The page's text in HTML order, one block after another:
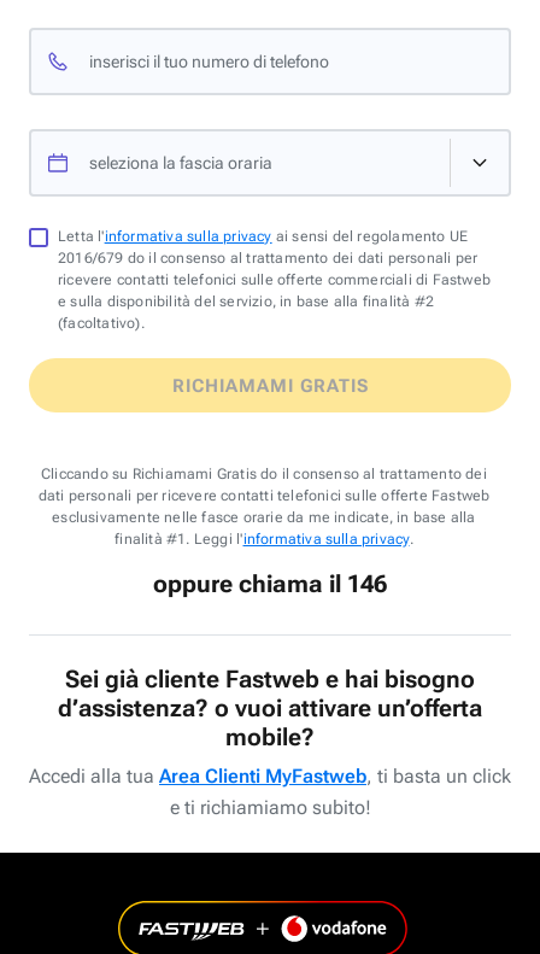
inserisci il tuo numero di telefono
seleziona la fascia oraria
Letta l'informativa sulla privacy ai sensi del regolamento UE
2016/679 do il consenso al trattamento dei dati personali per
ricevere contatti telefonici sulle offerte commerciali di Fastweb
e sulla disponibilità del servizio, in base alla finalità #2
(facoltativo).
RICHIAMAMI GRATIS
Cliccando su Richiamami Gratis do il consenso al trattamento dei
dati personali per ricevere contatti telefonici sulle offerte Fastweb
esclusivamente nelle fasce orarie da me indicate, in base alla
finalità #1. Leggi l'informativa sulla privacy.
oppure chiama il 146
Sei già cliente Fastweb e hai bisogno
d’assistenza? o vuoi attivare un’offerta
mobile?
Accedi alla tua Area Clienti MyFastweb, ti basta un click
e ti richiamiamo subito!